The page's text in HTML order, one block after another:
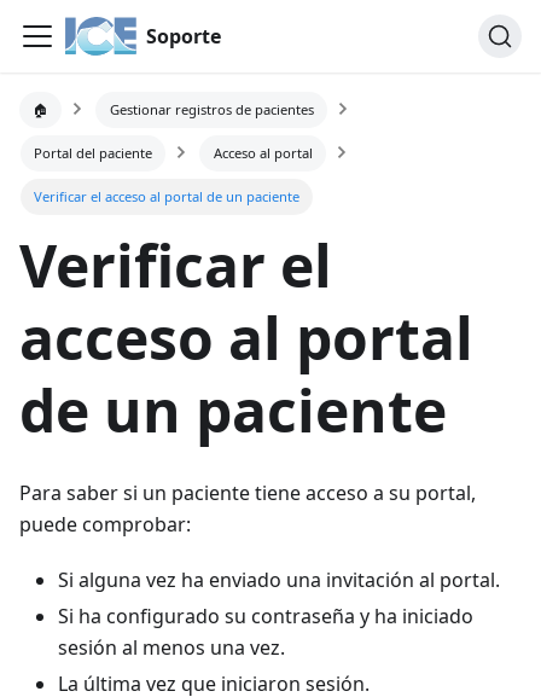
Soporte
🏠 Gestionar registros de pacientes
Portal del paciente Acceso al portal
Verificar el acceso al portal de un paciente
Verificar el
acceso al portal
de un paciente
Para saber si un paciente tiene acceso a su portal,
puede comprobar:
Si alguna vez ha enviado una invitación al portal.
Si ha configurado su contraseña y ha iniciado
sesión al menos una vez.
La última vez que iniciaron sesión.